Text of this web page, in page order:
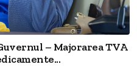
– Majorarea TVA